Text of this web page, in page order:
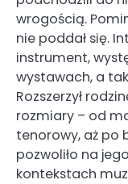
wrogością.
nie poddał się.
instrument,
wystawach, a
Rozszerzył
rozmiary – od
tenorowy, aż po
pozwoliło na
kontekstach